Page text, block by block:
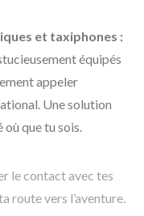
et taxiphones :
équipés
appeler
Une solution
que tu sois.
le contact avec tes
route vers l’aventure.